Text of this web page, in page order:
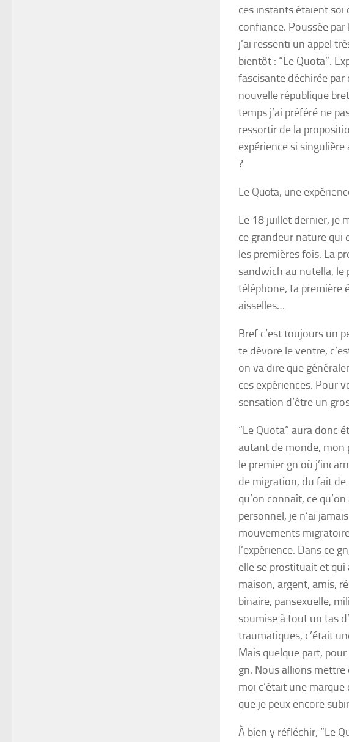
ces instants étaient soi
confiance. Poussée
j’ai ressenti un appel
bientôt : “Le Quota”.
fascisante déchirée
nouvelle république
temps j’ai préféré ne
ressortir de la
expérience si singulière
?
Le Quota, une
Le 18 juillet dernier, je
ce grandeur nature qui
les premières fois. La
sandwich au nutella, le
téléphone, ta première
aisselles…
Bref c’est toujours un
te dévore le ventre,
on va dire que
ces expériences. Pour
sensation d’être un
“Le Quota” aura donc
autant de monde, mon
le premier gn où
de migration, du fait
qu’on connaît, ce
personnel, je n’ai
mouvements
l’expérience. Dans ce
elle se prostituait et
maison, argent, amis,
binaire, pansexuelle,
soumise à tout un tas
traumatiques, c’était
Mais quelque part,
gn. Nous allions mettre
moi c’était une
que je peux encore
À bien y réfléchir, “Le